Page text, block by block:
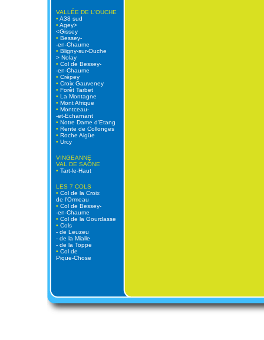
VALLÉE DE L'OUCHE
• A38 sud
• Agey>
<Gissey
• Bessey-
-en-Chaume
• Bligny-sur-Ouche
> Nolay
• Col de Bessey-
-en-Chaume
• Crépey
• Croix Gauveney
• Forêt Tarbet
• La Montagne
• Mont Afrique
• Montceau-
-et-Echarnant
• Notre Dame d'Etang
• Rente de Collonges
• Roche Aigüe
• Urcy
VINGEANNE
VAL DE SAÔNE
• Tart-le-Haut
LES 7 COLS
• Col de la Croix
de l'Ormeau
• Col de Bessey-
-en-Chaume
• Col de la Gourdasse
• Cols
- de Leuzeu
- de la Mialle
- de la Toppe
• Col de
Pique-Chose